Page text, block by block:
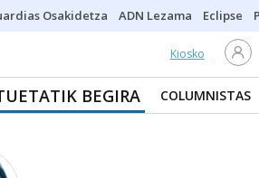
Osakidetza ADN Lezama Eclipse
Kiosko
BEGIRA COLUMNISTAS